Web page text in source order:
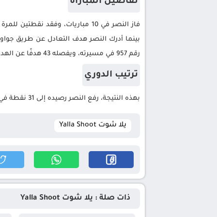
فاز النصر في 10 مباريات، وفقد نقطتين للمرة ال
رقم 957 في مسيرته، ويفصله 43 هدفًا عن الهدف رقم 1000. عاد فينالدوم ليحقق التعادل لنادي الاتفاق وسجل الهدف الثاني عند الدقيقة 80.
ترتيب الدوري
بهذه النتيجة، رفع النصر رصيده إلى 31 نقطة في صدارة جدول ترتيب الدوري السعودي.
يلا شوت Yalla Shoot
ذات صلة : يلا شوت Yalla Shoot